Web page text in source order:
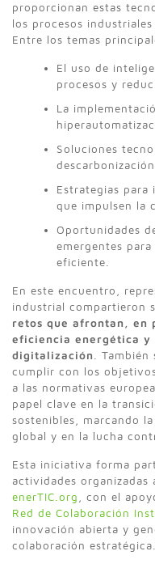
proporcionan estas
los procesos
Entre los temas
El uso de
procesos y
La
Soluciones
Estrategias
que impulsen la
Oportunidades
emergentes
eficiente.
En este encuentro,
industrial compartieron
retos que afrontan, en
eficiencia energética y
digitalización
.
cumplir con los
a las normativas
papel clave en la
sostenibles, marcando
global y en la lucha
Esta iniciativa forma
actividades organizadas
enerTIC.org
, con el
Red de Colaboración
innovación abierta y
colaboración estratégica.